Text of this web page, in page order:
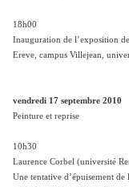
18h00
Inauguration de lʼexposition
Ereve, campus Villejean,
vendredi 17 septembre 2010
Peinture et reprise
10h30
Laurence Corbel (université
Une tentative dʼépuisement